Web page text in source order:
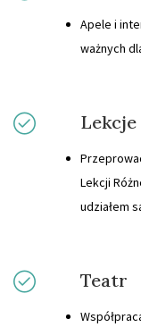
Apele i
ważnych
Lekcje
Lekcji
udziałem
Teatr